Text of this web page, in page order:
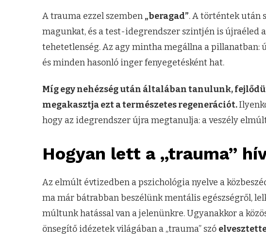
A trauma ezzel szemben „beragad”. A történtek után
magunkat, és a test-idegrendszer szintjén is újraéled
tehetetlenség. Az agy mintha megállna a pillanatban:
és minden hasonló inger fenyegetésként hat.
Míg egy nehézség után általában tanulunk,
megakasztja ezt a természetes regenerációt.
hogy az idegrendszer újra megtanulja: a veszély
Hogyan lett a „trauma”
Az elmúlt évtizedben a pszichológia nyelve a
ma már bátrabban beszélünk mentális egészségről,
múltunk hatással van a jelenünkre. Ugyanakkor a
önsegítő idézetek világában a „trauma” szó